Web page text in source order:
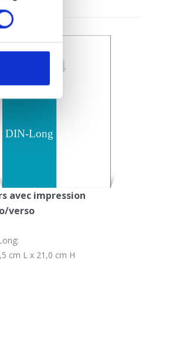
avec impression
verso
cm L x 21,0 cm H